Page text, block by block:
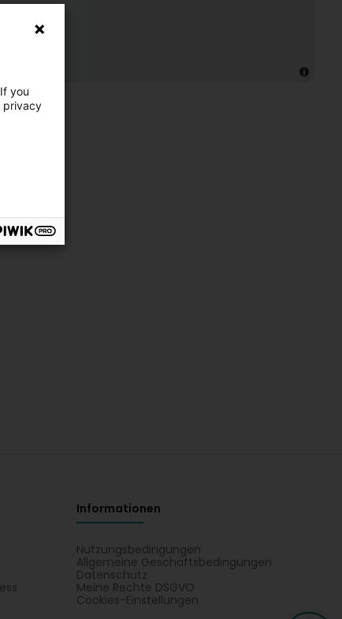
Informationen
Nutzungsbedingungen
Allgemeine Geschäftsbedingungen
Datenschutz
Meine Rechte DSGVO
Cookies-Einstellungen
you
privacy